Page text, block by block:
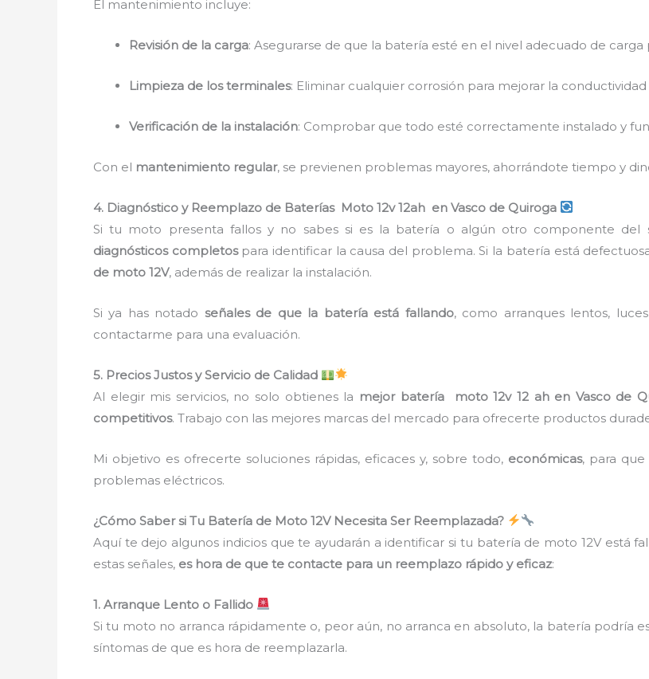
El mantenimiento incluye:
Revisión de la carga: Asegurarse de que la batería esté en el nivel adecuado de
Limpieza de los terminales: Eliminar cualquier corrosión para mejorar la
Verificación de la instalación: Comprobar que todo esté correctamente instalado y
Con el mantenimiento regular, se previenen problemas mayores, ahorrándote tiempo y
4. Diagnóstico y Reemplazo de Baterías Moto 12v 12ah en Vasco de Quiroga
Si tu moto presenta fallos y no sabes si es la batería o algún otro componente del
diagnósticos completospara identificar la causa del problema. Si la batería está
de moto 12V, además de realizar la instalación.
Si ya has notado señales de que la batería está fallando, como arranques lentos,
contactarme para una evaluación.
5. Precios Justos y Servicio de Calidad
Al elegir mis servicios, no solo obtienes la mejor batería moto 12v 12 ah en Vasco de
competitivos. Trabajo con las mejores marcas del mercado para ofrecerte productos
Mi objetivo es ofrecerte soluciones rápidas, eficaces y, sobre todo, económicas, para
problemas eléctricos.
¿Cómo Saber si Tu Batería de Moto 12V Necesita Ser Reemplazada?
Aquí te dejo algunos indicios que te ayudarán a identificar si tu batería de moto 12V está
estas señales, es hora de que te contacte para un reemplazo rápido y eficaz:
1. Arranque Lento o Fallido
Si tu moto no arranca rápidamente o, peor aún, no arranca en absoluto, la batería podría
síntomas de que es hora de reemplazarla.